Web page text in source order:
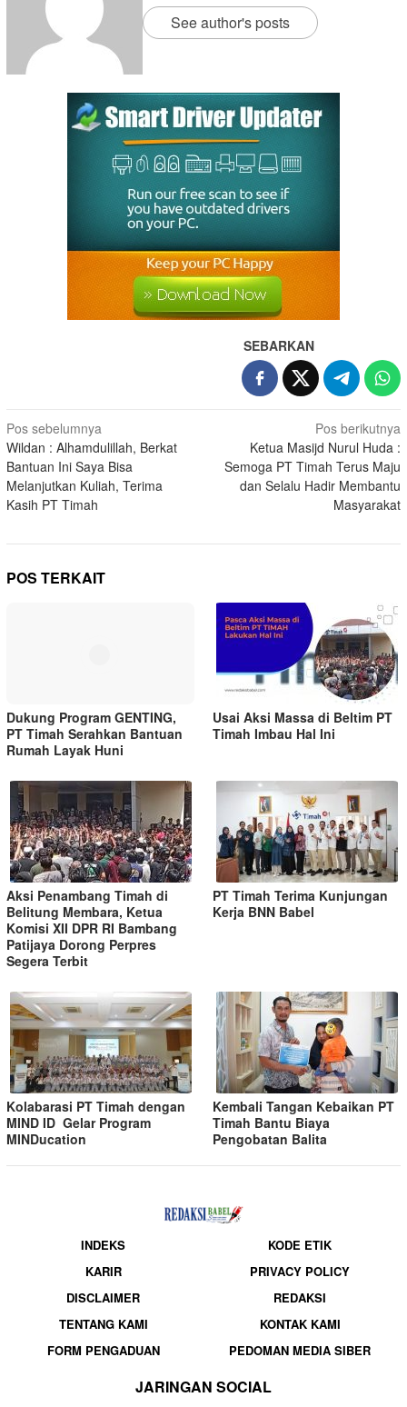
See author's posts
SEBARKAN
Pos sebelumnya
Wildan : Alhamdulillah, Berkat
Bantuan Ini Saya Bisa
Melanjutkan Kuliah, Terima
Kasih PT Timah
Pos berikutnya
Ketua Masijd Nurul Huda :
Semoga PT Timah Terus Maju
dan Selalu Hadir Membantu
Masyarakat
POS TERKAIT
Dukung Program GENTING,
PT Timah Serahkan Bantuan
Rumah Layak Huni
Usai Aksi Massa di Beltim PT
Timah Imbau Hal Ini
Aksi Penambang Timah di
Belitung Membara, Ketua
Komisi XII DPR RI Bambang
Patijaya Dorong Perpres
Segera Terbit
PT Timah Terima Kunjungan
Kerja BNN Babel
Kolabarasi PT Timah dengan
MIND ID Gelar Program
MINDucation
Kembali Tangan Kebaikan PT
Timah Bantu Biaya
Pengobatan Balita
INDEKS
KODE ETIK
KARIR
PRIVACY POLICY
DISCLAIMER
REDAKSI
TENTANG KAMI
KONTAK KAMI
FORM PENGADUAN
PEDOMAN MEDIA SIBER
JARINGAN SOCIAL